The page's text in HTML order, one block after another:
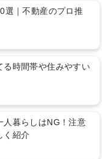
選｜不動産のプロ推
る時間帯や住みやすい
人暮らしはNG！注意
く紹介